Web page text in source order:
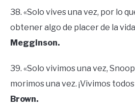
38. «Solo vives una vez, por lo
obtener algo de placer de la
Megginson.
39. «Solo vivimos una vez,
morimos una vez. ¡Vivimos todos
Brown.